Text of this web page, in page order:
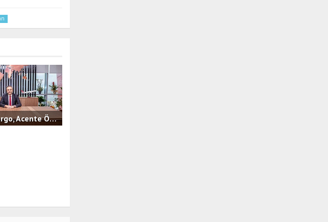
Turkish Cargo, Acente Ödül Töreni’nde İş Ortaklarıyla Bir Araya Geldi